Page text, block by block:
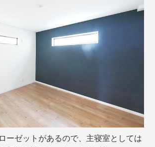
ーゼットがあるので、主寝室としては